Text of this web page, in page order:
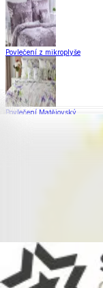
Povlečení z mikroplyše
Povlečení Matějovský